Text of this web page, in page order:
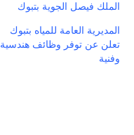
الملك فيصل الجوية بتبوك
المديرية العامة للمياه بتبوك
تعلن عن توفر وظائف هندسية
وفنية